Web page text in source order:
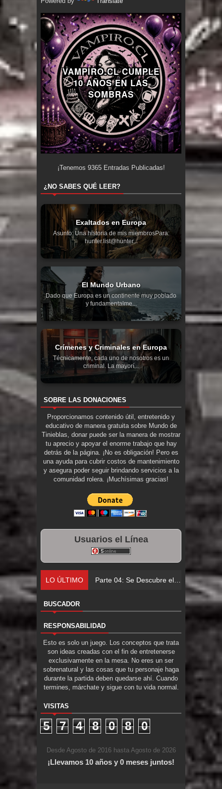
VAMPIRO.CL CUMPLE
10 AÑOS EN LAS
SOMBRAS
¡Tenemos 9365Entradas Publicadas!
¿NO SABES QUÉ LEER?
Exaltados en Europa
Asunto: Una historia de mis miembrosPara:
hunter.list@hunter...
El Mundo Urbano
Dado que Europa es un continente muy poblado
y fundamentalme...
Crímenes y Criminales en Europa
Técnicamente, cada uno de nosotros es un
criminal. La mayorí...
SOBRE LAS DONACIONES
Proporcionamos contenido útil, entretenido y
educativo de manera gratuita sobre Mundo de
Tinieblas, donar puede ser la manera de mostrar
tu aprecio y apoyar el enorme trabajo que hay
detrás de la página. ¡No es obligación! Pero es
una ayuda para cubrir costos de mantenimiento
y asegura poder seguir brindando servicios a la
comunidad rolera. ¡Muchísimas gracias!
Usuarios el Línea
LO ÚLTIMO Parte 04: Se Descubre el Pastel
BUSCADOR
RESPONSABILIDAD
Esto es solo un juego. Los conceptos que trata
son ideas creadas con el fin de entretenerse
exclusivamente en la mesa. No eres un ser
sobrenatural y las cosas que tu personaje haga
durante la partida deben quedarse ahí. Cuando
termines, márchate y sigue con tu vida normal.
VISITAS
5 7 4 8 0 8 0
Desde Agosto de 2016 hasta Agosto de 2026
¡Llevamos 10 años y 0 meses juntos!